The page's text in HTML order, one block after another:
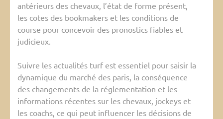
antérieurs des chevaux, l’état de forme présent,
les cotes des bookmakers et les conditions de
course pour concevoir des pronostics fiables et
judicieux.
Suivre les actualités turf est essentiel pour saisir la
dynamique du marché des paris, la conséquence
des changements de la réglementation et les
informations récentes sur les chevaux, jockeys et
les coachs, ce qui peut influencer les décisions de